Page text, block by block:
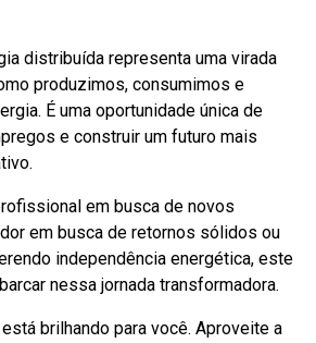
distribuída representa uma virada
produzimos, consumimos e
É uma oportunidade única de
e construir um futuro mais
em busca de novos
em busca de retornos sólidos ou
independência energética, este
nessa jornada transformadora.
brilhando para você. Aproveite a